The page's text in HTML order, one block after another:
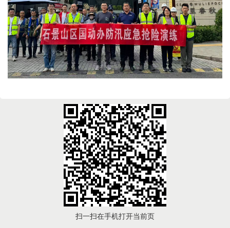
扫一扫在手机打开当前页